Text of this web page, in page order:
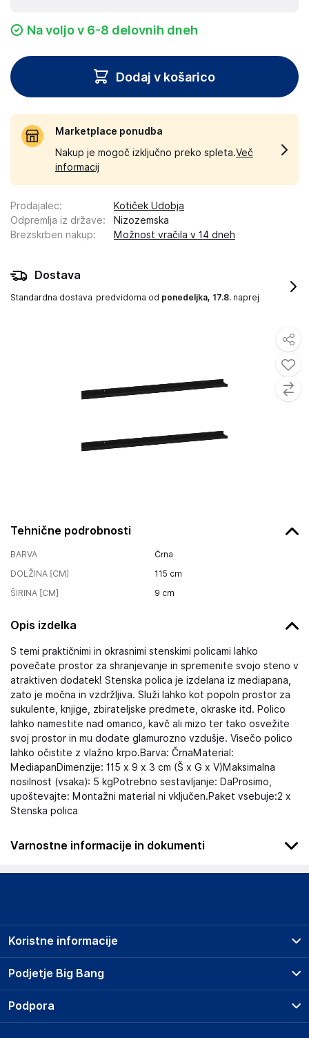
Tehnične podrobnosti
BARVA
Črna
DOLŽINA [CM]
115 cm
ŠIRINA [CM]
9 cm
Opis izdelka
S temi praktičnimi in okrasnimi stenskimi policami lahko
povečate prostor za shranjevanje in spremenite svojo steno v
atraktiven dodatek! Stenska polica je izdelana iz mediapana,
zato je močna in vzdržljiva. Služi lahko kot popoln prostor za
sukulente, knjige, zbirateljske predmete, okraske itd. Polico
lahko namestite nad omarico, kavč ali mizo ter tako osvežite
svoj prostor in mu dodate glamurozno vzdušje. Visečo polico
lahko očistite z vlažno krpo.Barva: ČrnaMaterial:
MediapanDimenzije: 115 x 9 x 3 cm (Š x G x V)Maksimalna
nosilnost (vsaka): 5 kgPotrebno sestavljanje: DaProsimo,
upoštevajte: Montažni material ni vključen.Paket vsebuje:2 x
Stenska polica
Varnostne informacije in dokumenti
Podatki o proizvajalcu
Haba Trading B.V.
The Netherlands
Na voljo v 6-8 delovnih dneh
Dodaj v košarico
Marketplace ponudba
Nakup je mogoč izključno preko spleta.Več
informacij
Prodajalec:
Kotiček Udobja
Odpremlja iz države:
Nizozemska
Brezskrben nakup: Možnost vračila v 14 dneh
Dostava
Standardna dostava predvidoma od ponedeljka, 17.8. naprej
Podjetje Big Bang
O podjetju
Koristne informacije
Prodajna mesta
Storitve
Dostava, vnos in odvoz
Podpora